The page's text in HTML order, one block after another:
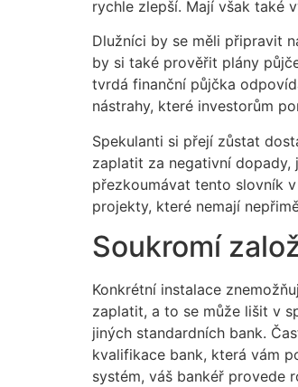
rychle zlepší. Mají však také
Dlužníci by se měli připravit
by si také prověřit plány
tvrdá finanční půjčka
nástrahy, které investorům
Spekulanti si přejí zůstat
zaplatit za negativní dopady,
přezkoumávat tento slovník
projekty, které nemají
Soukromí
Konkrétní instalace
zaplatit, a to se může lišit v
jiných standardních bank.
kvalifikace bank, která vám
systém, váš bankéř provede